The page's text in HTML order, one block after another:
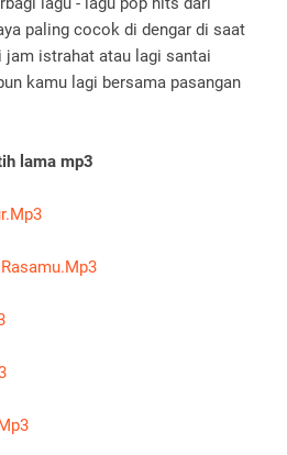
paling cocok di dengar di saat
jam istrahat atau lagi santai
kamu lagi bersama pasangan
lama mp3